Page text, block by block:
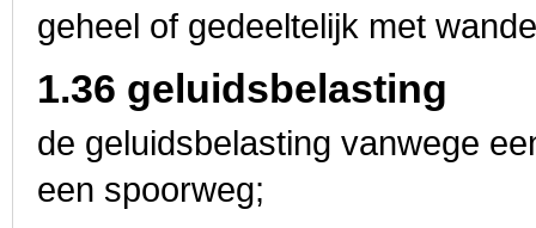
geheel of gedeeltelijk met
1.36 geluidsbelasting
de geluidsbelasting vanwege
een spoorweg;